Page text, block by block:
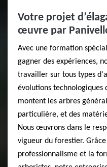
Votre projet
œuvre par
Avec une formation
gagner des expériences,
travailler sur tous types
évolutions technologiques
montent les arbres
particulière, et des
Nous œuvrons dans le
vigueur du forestier.
professionnalisme et la